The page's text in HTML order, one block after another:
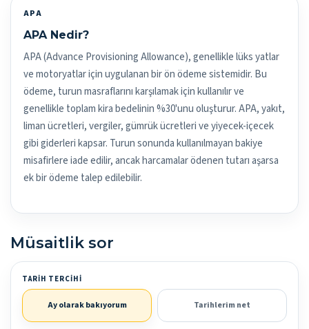
APA
APA Nedir?
APA (Advance Provisioning Allowance), genellikle lüks yatlar
ve motoryatlar için uygulanan bir ön ödeme sistemidir. Bu
ödeme, turun masraflarını karşılamak için kullanılır ve
genellikle toplam kira bedelinin %30'unu oluşturur. APA, yakıt,
liman ücretleri, vergiler, gümrük ücretleri ve yiyecek-içecek
gibi giderleri kapsar. Turun sonunda kullanılmayan bakiye
misafirlere iade edilir, ancak harcamalar ödenen tutarı aşarsa
ek bir ödeme talep edilebilir.
Müsaitlik sor
TARIH TERCIHI
Ay olarak bakıyorum Tarihlerim net